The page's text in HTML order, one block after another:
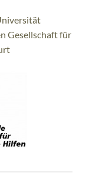
Gesellschaft für